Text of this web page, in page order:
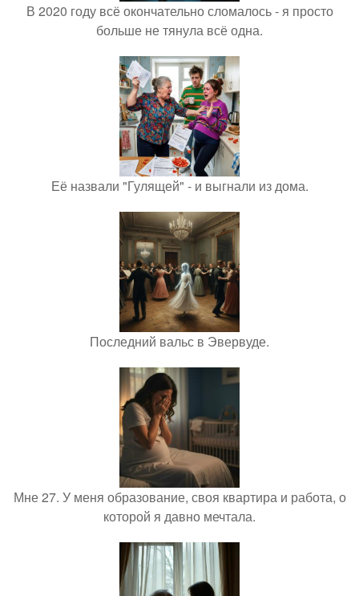
В 2020 году всё окончательно сломалось - я просто
больше не тянула всё одна.
Её назвали "Гулящей" - и выгнали из дома.
Последний вальс в Эвервуде.
Мне 27. У меня образование, своя квартира и работа, о
которой я давно мечтала.